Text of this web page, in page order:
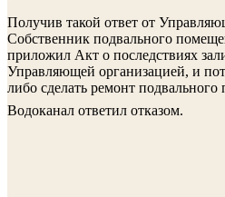
Получив такой ответ от
Собственник подвального
приложил Акт о последствиях
Управляющей организацией, и
либо сделать ремонт подвального
Водоканал ответил отказом.